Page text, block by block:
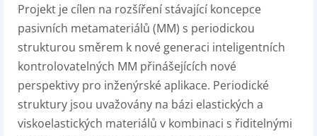
Projekt je cílen na rozšíření stávající koncepce
pasivních metamateriálů (MM) s periodickou
strukturou směrem k nové generaci inteligentních
kontrolovatelných MM přinášejících nové
perspektivy pro inženýrské aplikace. Periodické
struktury jsou uvažovány na bázi elastických a
viskoelastických materiálů v kombinaci s řiditelnými